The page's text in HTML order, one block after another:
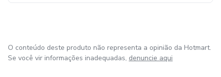
O conteúdo deste produto não representa a opinião da Hotmart.
Se você vir informações inadequadas, denuncie aqui